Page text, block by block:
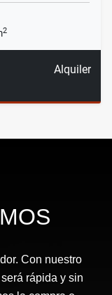
2
Alquiler
Con nuestro
rápida y sin